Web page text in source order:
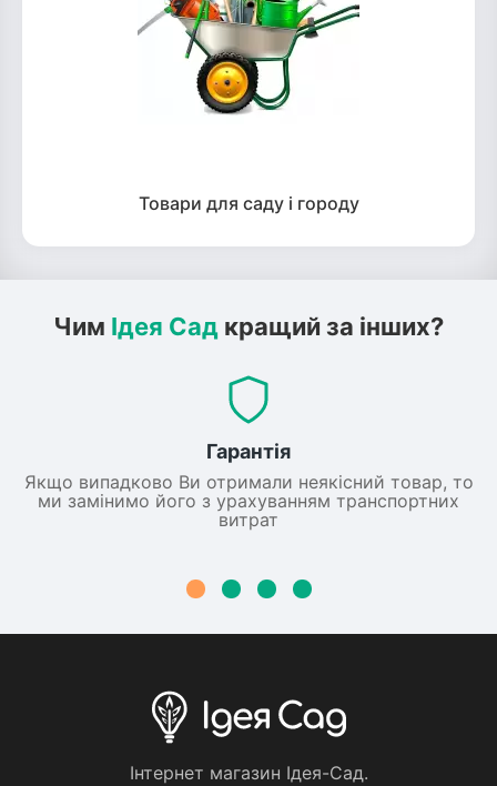
Товари для саду і городу
Чим Ідея Сад кращий за інших?
Гарантія
Якщо випадково Ви отримали неякісний товар, то
ми замінимо його з урахуванням транспортних
витрат
Iнтернет магазин Iдея-Сад.